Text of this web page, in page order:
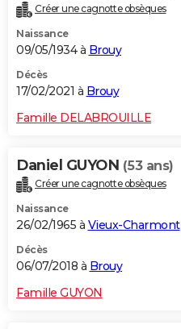
Bricolage
Lifestyle
Culture
Sport
Auto
Television
Voyage
Cinema
Créer une cagnotte obsèques
Naissance
09/05/1934 à Brouy
Décès
17/02/2021 à Brouy
Famille DELABROUILLE
Daniel GUYON (53 ans)
Créer une cagnotte obsèques
Naissance
26/02/1965 à Vieux-Charmont
Décès
06/07/2018 à Brouy
Famille GUYON